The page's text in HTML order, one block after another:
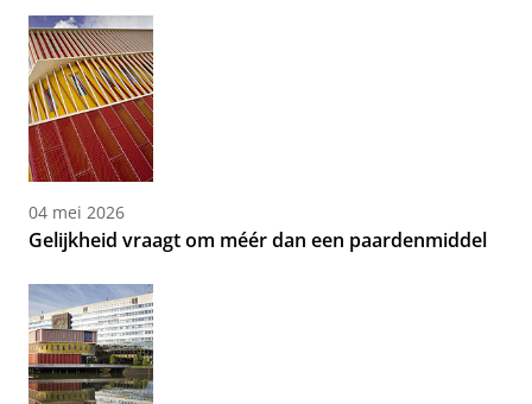
04 mei 2026
Gelijkheid vraagt om méér dan een paardenmiddel